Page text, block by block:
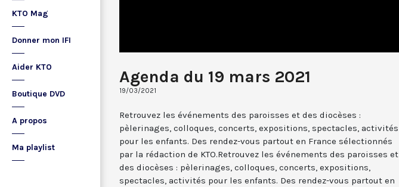
KTO Mag
Donner mon IFI
Aider KTO
Boutique DVD
A propos
Ma playlist
Agenda du 19 mars 2021
19/03/2021
Retrouvez les événements des paroisses et des diocèses :
pèlerinages, colloques, concerts, expositions, spectacles, activités
pour les enfants. Des rendez-vous partout en France sélectionnés
par la rédaction de KTO.Retrouvez les événements des paroisses et
des diocèses : pèlerinages, colloques, concerts, expositions,
spectacles, activités pour les enfants. Des rendez-vous partout en